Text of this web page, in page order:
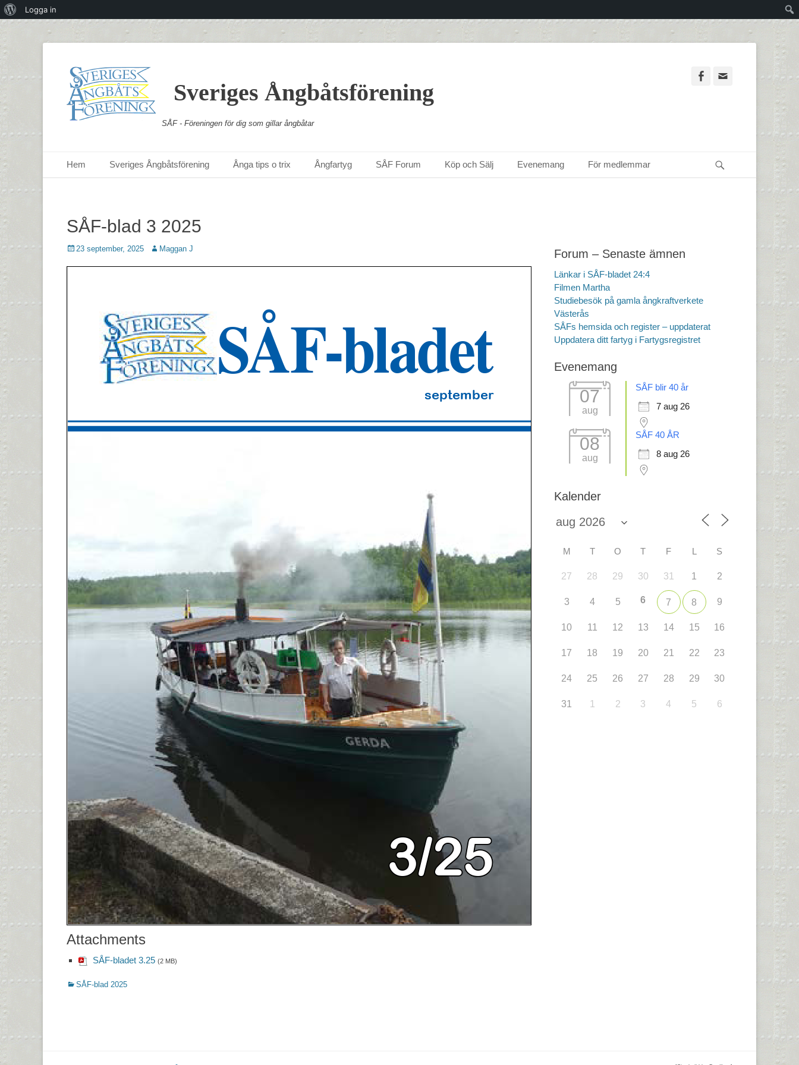
Sveriges Ångbåtsförening
SÅF - Föreningen för dig som gillar ångbåtar
Facebook
Primär meny
Hem Sveriges Ångbåtsförening Ånga tips o trix Ångfartyg SÅF Forum Köp och Sälj Evenemang För medlemmar
SÅF-blad 3 2025
Postades
23 september, 2025 Författare
Maggan J
Attachments
SÅF-bladet 3.25 (2 MB)
Kategorier
SÅF-blad 2025
Forum – Senaste ämnen
Länkar i SÅF-bladet 24:4
Filmen Martha
Studiebesök på gamla ångkraftverkete
Västerås
SÅFs hemsida och register – uppdaterat
Uppdatera ditt fartyg i Fartygsregistret
Evenemang
07
aug
SÅF blir 40 år
7 aug 26
08
aug
SÅF 40 ÅR
8 aug 26
Kalender
M T O T F L S
27 28 29 30 31 1 2
3 4 5 6 7 8 9
10 11 12 13 14 15 16
17 18 19 20 21 22 23
24 25 26 27 28 29 30
31 1 2 3 4 5 6
OmLogga in